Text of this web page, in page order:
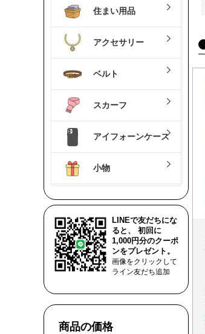
住まい用品
アクセサリー
ベルト
スカーフ
アイフォーンケース
小物
LINEで友だちにな
ると、 初回に
1,000円分のクーポ
ンをプレゼント。
画像をクリックして
ライン友だち追加
商品の価格